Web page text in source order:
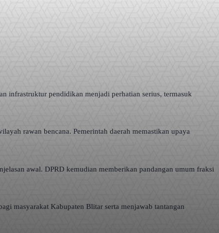
infrastruktur pendidikan menjadi perhatian serius, termasuk
rawan bencana. Pemerintah daerah memastikan upaya
awal. DPRD kemudian memberikan pandangan umum fraksi
masyarakat Kabupaten Blitar serta menjawab tantangan